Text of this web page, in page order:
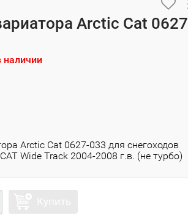
Arctic Cat
наличии
Arctic Cat 0627-033 для снегоходов
Wide Track 2004-2008 г.в. (не турбо)